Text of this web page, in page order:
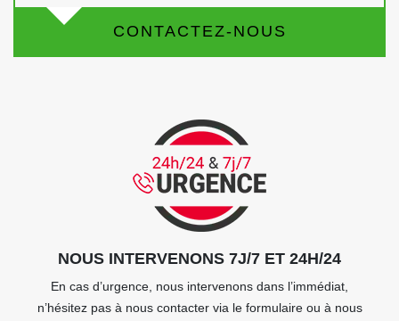
CONTACTEZ-NOUS
NOUS INTERVENONS 7J/7 ET 24H/24
En cas d’urgence, nous intervenons dans l’immédiat,
n’hésitez pas à nous contacter via le formulaire ou à nous